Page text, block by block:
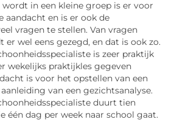
in een kleine groep is er voor
aandacht en is er ook de
vragen te stellen. Van vragen
wel eens gezegd, en dat is ook zo.
is zeer praktijk
wekelijks praktijkles gegeven
is voor het opstellen van een
van een gezichtsanalyse.
duurt tien
één dag per week naar school gaat.